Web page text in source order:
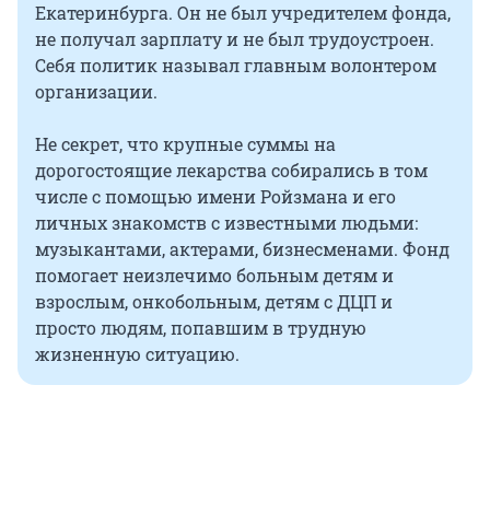
Екатеринбурга. Он не был учредителем фонда,
не получал зарплату и не был трудоустроен.
Себя политик называл главным волонтером
организации.
Не секрет, что крупные суммы на
дорогостоящие лекарства собирались в том
числе с помощью имени Ройзмана и его
личных знакомств с известными людьми:
музыкантами, актерами, бизнесменами. Фонд
помогает неизлечимо больным детям и
взрослым, онкобольным, детям с ДЦП и
просто людям, попавшим в трудную
жизненную ситуацию.